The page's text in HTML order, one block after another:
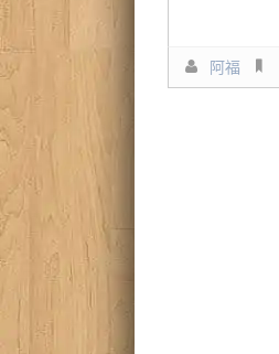
阿福